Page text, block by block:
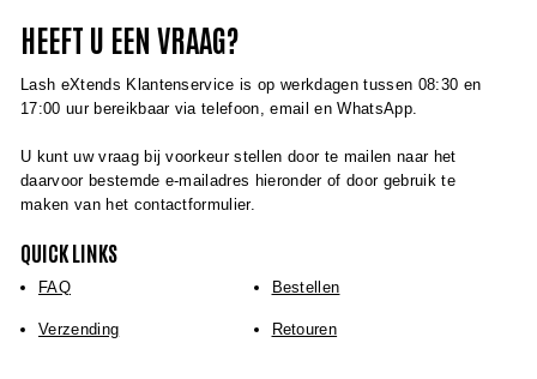
H
E
X
T
E
N
D
HEEFT U EEN VRAAG?
Lash eXtends Klantenservice is op werkdagen tussen 08:30 en
17:00 uur bereikbaar via telefoon, email en WhatsApp.
U kunt uw vraag bij voorkeur stellen door te mailen naar het
daarvoor bestemde e-mailadres hieronder of door gebruik te
maken van het contactformulier.
QUICK LINKS
FAQ Bestellen
Verzending Retouren